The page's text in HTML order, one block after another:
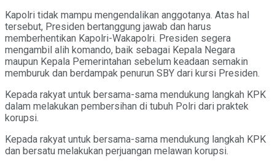
Kapolri tidak mampu mengendalikan anggotanya. Atas hal
tersebut, Presiden bertanggung jawab dan harus
memberhentikan Kapolri-Wakapolri. Presiden segera
mengambil alih komando, baik sebagai Kepala Negara
maupun Kepala Pemerintahan sebelum keadaan semakin
memburuk dan berdampak penurun SBY dari kursi Presiden.
Kepada rakyat untuk bersama-sama mendukung langkah KPK
dalam melakukan pembersihan di tubuh Polri dari praktek
korupsi.
Kepada rakyat untuk bersama-sama mendukung langkah KPK
dan bersatu melakukan perjuangan melawan korupsi.